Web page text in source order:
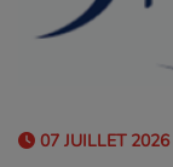
07 JUILLET 2026